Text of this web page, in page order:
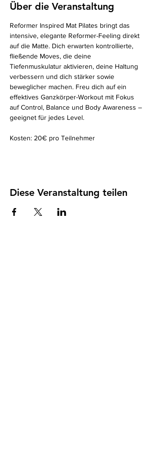
Über die Veranstaltung
Reformer Inspired Mat Pilates bringt das
intensive, elegante Reformer-Feeling direkt
auf die Matte. Dich erwarten kontrollierte,
fließende Moves, die deine
Tiefenmuskulatur aktivieren, deine Haltung
verbessern und dich stärker sowie
beweglicher machen. Freu dich auf ein
effektives Ganzkörper-Workout mit Fokus
auf Control, Balance und Body Awareness –
geeignet für jedes Level.
Kosten: 20€ pro Teilnehmer
Diese Veranstaltung teilen